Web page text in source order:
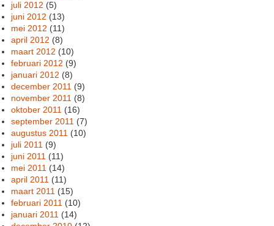
juli 2012 (5)
juni 2012 (13)
mei 2012 (11)
april 2012 (8)
maart 2012 (10)
februari 2012 (9)
januari 2012 (8)
december 2011 (9)
november 2011 (8)
oktober 2011 (16)
september 2011 (7)
augustus 2011 (10)
juli 2011 (9)
juni 2011 (11)
mei 2011 (14)
april 2011 (11)
maart 2011 (15)
februari 2011 (10)
januari 2011 (14)